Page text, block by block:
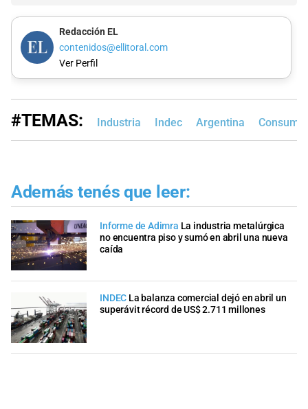
Redacción EL
contenidos@ellitoral.com
Ver Perfil
#TEMAS: Industria Indec Argentina Consumo
Además tenés que leer:
Informe de Adimra La industria metalúrgica
no encuentra piso y sumó en abril una nueva
caída
INDEC La balanza comercial dejó en abril un
superávit récord de US$ 2.711 millones